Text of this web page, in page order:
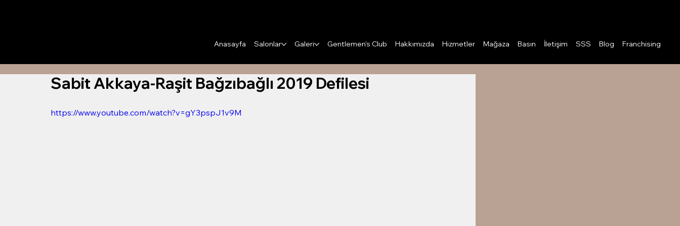
Anasayfa Salonlar Galeri Gentlemen's Club Hakkımızda Hizmetler Mağaza Basın İletişim SSS Blog Franchising
Sabit Akkaya-Raşit Bağzıbağlı 2019 Defilesi
https://www.youtube.com/watch?v=gY3pspJ1v9M